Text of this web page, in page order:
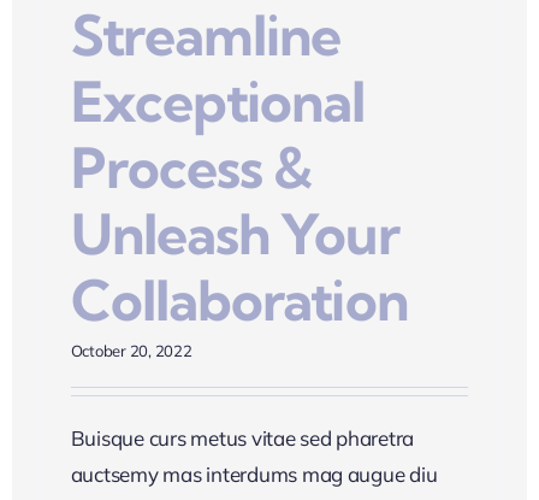
Streamline
Exceptional
Process &
Unleash Your
Collaboration
October 20, 2022
Buisque curs metus vitae sed pharetra
auctsemy mas interdums mag augue diu